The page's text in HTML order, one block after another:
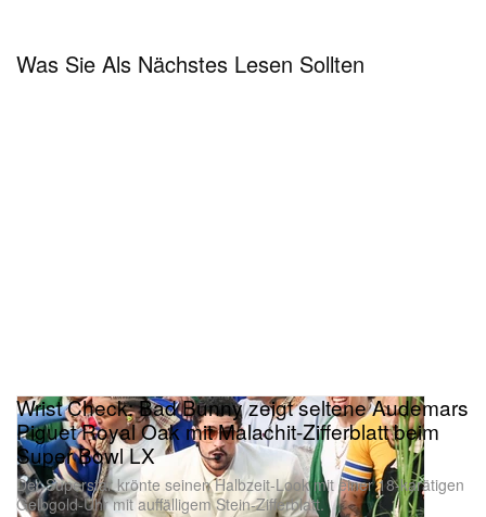
Was Sie Als Nächstes Lesen Sollten
Wrist Check: Bad Bunny zeigt seltene Audemars
Piguet Royal Oak mit Malachit-Zifferblatt beim
Super Bowl LX
Der Superstar krönte seinen Halbzeit-Look mit einer 18-karätigen
Gelbgold-Uhr mit auffälligem Stein-Zifferblatt.